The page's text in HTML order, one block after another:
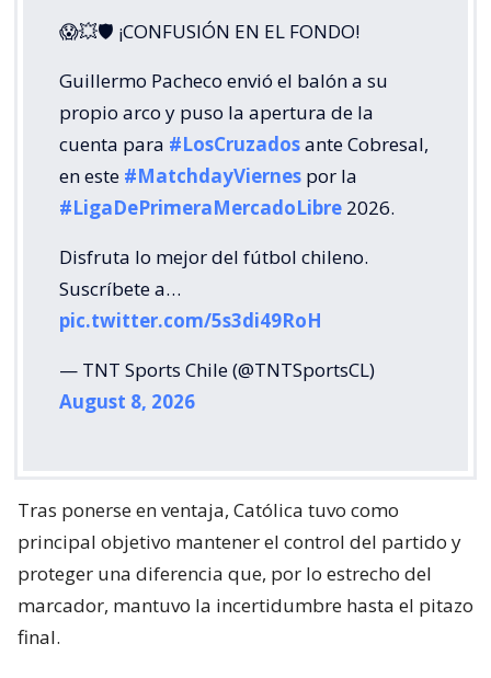
😱💥🛡 ¡CONFUSIÓN EN EL FONDO!
Guillermo Pacheco envió el balón a su
propio arco y puso la apertura de la
cuenta para #LosCruzadosante Cobresal,
en este #MatchdayViernes por la
#LigaDePrimeraMercadoLibre 2026.
Disfruta lo mejor del fútbol chileno.
Suscríbete a…
pic.twitter.com/5s3di49RoH
— TNT Sports Chile (@TNTSportsCL)
August 8, 2026
Tras ponerse en ventaja, Católica tuvo como
principal objetivo mantener el control del partido y
proteger una diferencia que, por lo estrecho del
marcador, mantuvo la incertidumbre hasta el pitazo
final.